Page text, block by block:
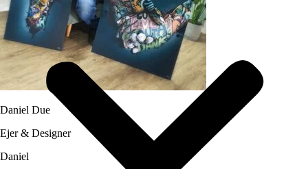
Daniel Due
Ejer & Designer
Daniel